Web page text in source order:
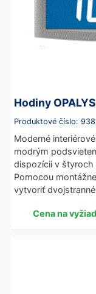
Hodiny OPALYS
Produktové číslo:
Moderné
modrým
dispozícii v štyroch
Pomocou
vytvoriť
Cena na